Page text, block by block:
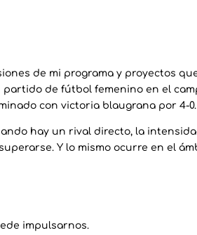
de mi programa y proyectos
de fútbol femenino en el
con victoria blaugrana por 4-0.
hay un rival directo, la
Y lo mismo ocurre en el
impulsarnos.